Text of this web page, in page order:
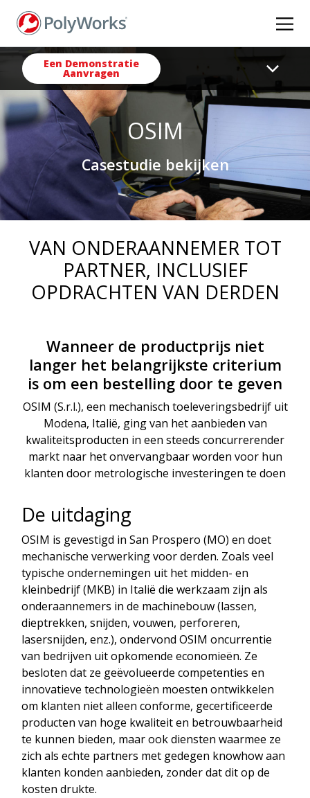
Overslaan
inhoud
gaan
Een Demonstratie
Aanvragen
OSIM
Casestudie bekijken
VAN ONDERAANNEMER TOT
PARTNER, INCLUSIEF
OPDRACHTEN VAN DERDEN
Wanneer de productprijs niet
langer het belangrijkste criterium
is om een bestelling door te geven
OSIM (S.r.l.), een mechanisch toeleveringsbedrijf uit
Modena, Italië, ging van het aanbieden van
kwaliteitsproducten in een steeds concurrerender
markt naar het onvervangbaar worden voor hun
klanten door metrologische investeringen te doen
De uitdaging
OSIM is gevestigd in San Prospero (MO) en doet
mechanische verwerking voor derden. Zoals veel
typische ondernemingen uit het midden- en
kleinbedrijf (MKB) in Italië die werkzaam zijn als
onderaannemers in de machinebouw (lassen,
dieptrekken, snijden, vouwen, perforeren,
lasersnijden, enz.), ondervond OSIM oncurrentie
van bedrijven uit opkomende economieën. Ze
besloten dat ze geëvolueerde competenties en
innovatieve technologieën moesten ontwikkelen
om klanten niet alleen conforme, gecertificeerde
producten van hoge kwaliteit en betrouwbaarheid
te kunnen bieden, maar ook diensten waarmee ze
zich als echte partners met gedegen knowhow aan
klanten konden aanbieden, zonder dat dit op de
kosten drukte.